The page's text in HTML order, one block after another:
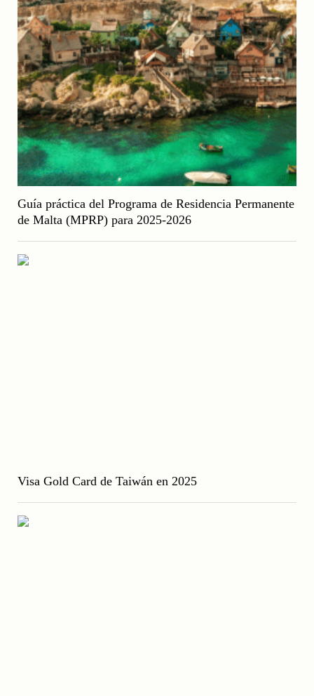
Guía práctica del Programa de Residencia Permanente
de Malta (MPRP) para 2025-2026
Visa Gold Card de Taiwán en 2025